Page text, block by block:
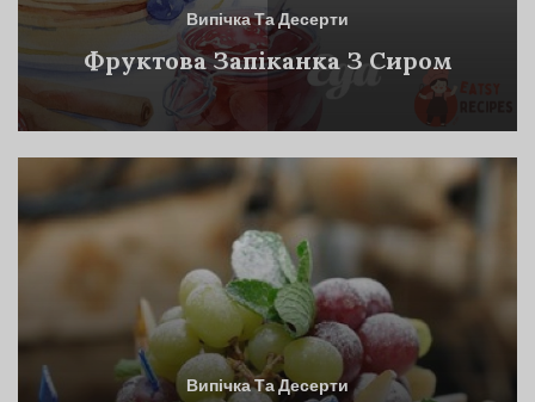
Випічка Та Десерти
Фруктова Запіканка З Сиром
Випічка Та Десерти